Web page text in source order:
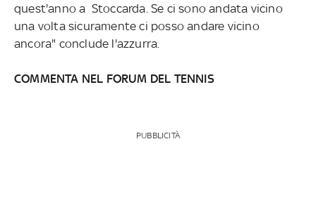
quest'anno a Stoccarda. Se ci sono andata vicino
una volta sicuramente ci posso andare vicino
ancora" conclude l'azzurra.
COMMENTA NEL FORUM DEL TENNIS
PUBBLICITÀ